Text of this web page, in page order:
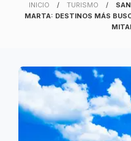
INICIO TURISMO
MARTA: DESTINOS MÁS